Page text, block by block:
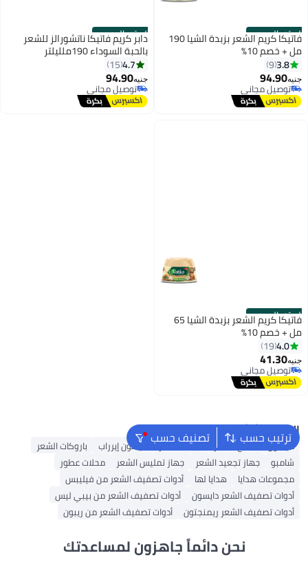
الستور الرسمي فاتيكا كريم الشعر بزبدة الشيا 190
مل + خصم 10%
3.8
9
جنيه94.90
توصيل مجاني
توصيل مجاني
الستور الرسمي
دابر كريم فاتيكا ناتشورالز للشعر
بالحبة السوداء 190ملليلتر
4.7
15
جنيه94.90
توصيل مجاني
توصيل مجاني
الستور الرسمي فاتيكا كريم الشعر بزبدة الشيا 65
مل + خصم 10%
4.0
19
جنيه41.30
توصيل مجاني
توصيل مجاني
ترتيب حسب تصنيف حسب البحث الشائع
دايسون شمع الشعر مجفف شعر دايسون إيرراب
باروكات الشعر
شامبو
جهاز تجعيد الشعر جهاز تمليس الشعر
محلات عطور
مجموعات هدايا
هدايا لها
أدوات تصفيف الشعر من فيليبس
أدوات تصفيف الشعر دايسون
أدوات تصفيف الشعر من بيبي ليس
أدوات تصفيف الشعر ريمنجتون
أدوات تصفيف الشعر من ريبون
نحن دائماً جاهزون لمساعدتك